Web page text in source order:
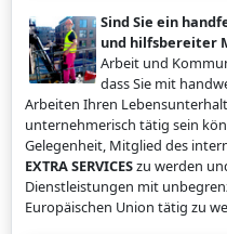
Sind Sie ein
und hilfsbereiter
Arbeit und
dass Sie mit
Arbeiten Ihren
unternehmerisch tätig sein
Gelegenheit, Mitglied des
EXTRA SERVICESzu werden
Dienstleistungen mit
Europäischen Union tätig zu